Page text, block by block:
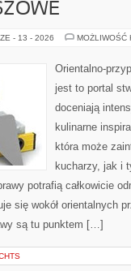
- 13 - 2026 MOŻLIWOŚĆ
Orientalno-
jest to portal
doceniają
kulinarne
która może
kucharzy, jak i
potrafią całkowicie
się wokół orientalnych
są tu punktem […]